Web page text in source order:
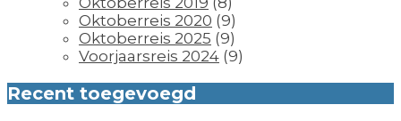
Oktoberreis 2020 (9)
Oktoberreis 2025 (9)
Voorjaarsreis 2024 (9)
Recent toegevoegd